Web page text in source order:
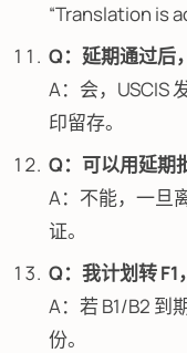
“Translation is
Q：延期通过后
A：会，USCIS
印留存。
Q：可以用延期
A：不能，一旦
证。
Q：我计划转 F1
A：若 B1/B2 到
份。